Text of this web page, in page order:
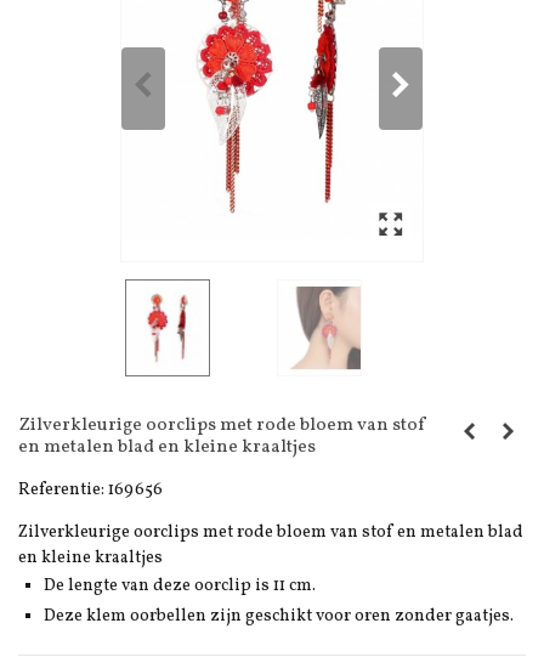
Zilverkleurige oorclips met rode bloem van stof
en metalen blad en kleine kraaltjes
Referentie: 169656
Zilverkleurige oorclips met rode bloem van stof en metalen blad
en kleine kraaltjes
De lengte van deze oorclip is 11 cm.
Deze klem oorbellen zijn geschikt voor oren zonder gaatjes.